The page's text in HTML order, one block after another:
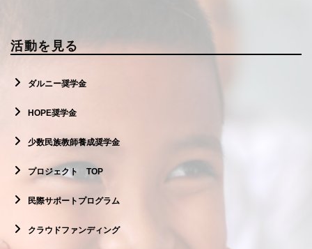
活動を見る
ダルニー奨学金
HOPE奨学金
少数民族教師養成奨学金
プロジェクト TOP
民際サポートプログラム
クラウドファンディング